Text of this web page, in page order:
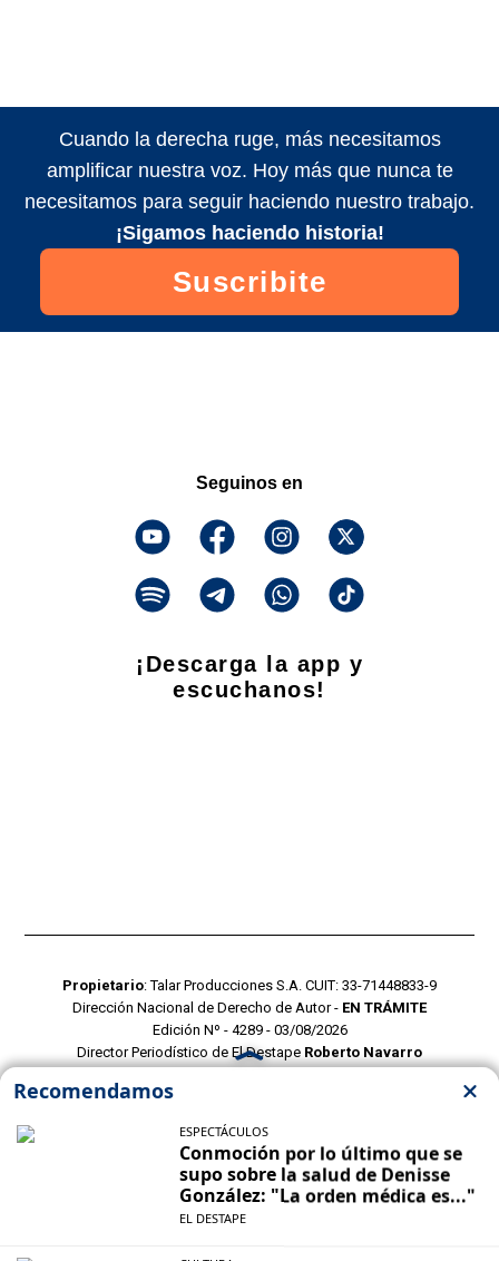
Cuando la derecha ruge, más necesitamos
amplificar nuestra voz. Hoy más que nunca te
necesitamos para seguir haciendo nuestro trabajo.
¡Sigamos haciendo historia!
Suscribite
Seguinos en
¡Descarga la app y
escuchanos!
Propietario: Talar Producciones S.A. CUIT: 33-71448833-9
Dirección Nacional de Derecho de Autor - EN TRÁMITE
Edición Nº - 4289 - 03/08/2026
Director Periodístico de El Destape Roberto Navarro
POLITICAS DE PRIVACIDAD
CONTACTO COMERCIAL
CONTACTO EDITORIAL